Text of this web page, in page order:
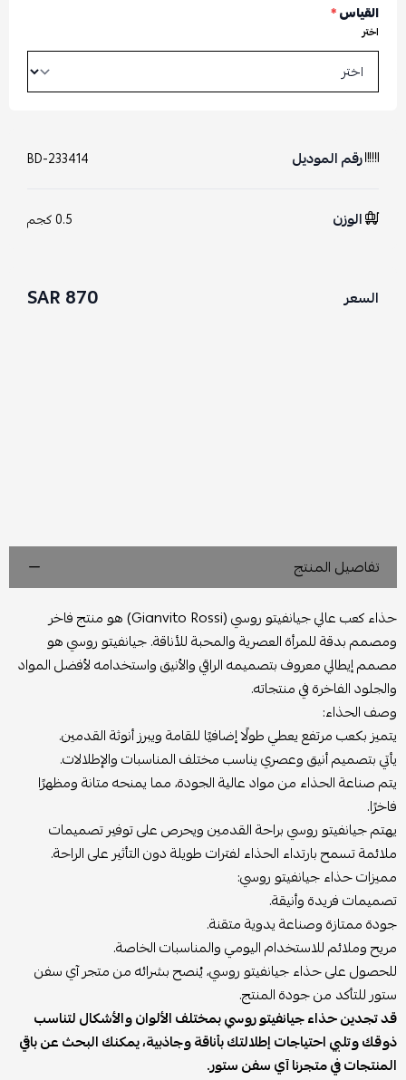
القياس*
اختر
رقم الموديل BD-233414
الوزن 0.5 كجم
السعر 870 SAR
تفاصيل المنتج
حذاء كعب عالي جيانفيتو روسي (Gianvito Rossi) هو منتج فاخر
ومصمم بدقة للمرأة العصرية والمحبة للأناقة. جيانفيتو روسي هو
مصمم إيطالي معروف بتصميمه الراقي والأنيق واستخدامه لأفضل المواد
والجلود الفاخرة في منتجاته.
وصف الحذاء:
يتميز بكعب مرتفع يعطي طولًا إضافيًا للقامة ويبرز أنوثة القدمين.
يأتي بتصميم أنيق وعصري يناسب مختلف المناسبات والإطلالات.
يتم صناعة الحذاء من مواد عالية الجودة، مما يمنحه متانة ومظهرًا
فاخرًا.
يهتم جيانفيتو روسي براحة القدمين ويحرص على توفير تصميمات
ملائمة تسمح بارتداء الحذاء لفترات طويلة دون التأثير على الراحة.
مميزات حذاء جيانفيتو روسي:
تصميمات فريدة وأنيقة.
جودة ممتازة وصناعة يدوية متقنة.
مريح وملائم للاستخدام اليومي والمناسبات الخاصة.
للحصول على حذاء جيانفيتو روسي، يُنصح بشرائه من متجر آي سفن
ستور للتأكد من جودة المنتج.
قد تجدين حذاء جيانفيتو روسي بمختلف الألوان والأشكال لتناسب
ذوقك وتلبي احتياجات إطلالتك بأناقة وجاذبية، يمكنك البحث عن باقي
المنتجات في متجرنا آي سفن ستور.